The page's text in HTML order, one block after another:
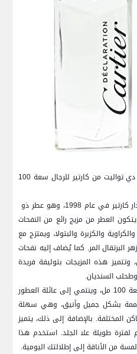
نظرة عامة⁣ على بخاخ ديكلاريشن او دي تواليت من كارتير ⁢للرجال سعة 100
تم إطلاق عطر ديكلاريشن من ⁢قبل دار كارتير في⁢ عام 1998، وهو عطر ذو ​
العطر من مزيج رائع‌ من النفحات
والكزبرة والبتولا، ويمتزج مع
البرتقال المر. كما يُضاف إليه نفحات
‌وتتميز هذه المزيجات بتوليفة فريدة
‌السنديان.
هذا العطر الرائع متوفر​ في عبوة⁣ سعة ⁢100 مل، وينتمي إلى عائلة‌ العطور
بشكل جميل وأنيق، وهي سهلة
المختلفة. بالإضافة إلى ذلك، يتميز
لفترة طويلة على‍ الجلد. استخدم هذا
من الأناقة إلى ⁤إطلالتك اليومية.